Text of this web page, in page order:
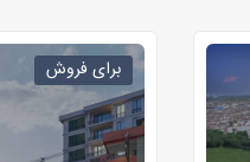
برای فروش